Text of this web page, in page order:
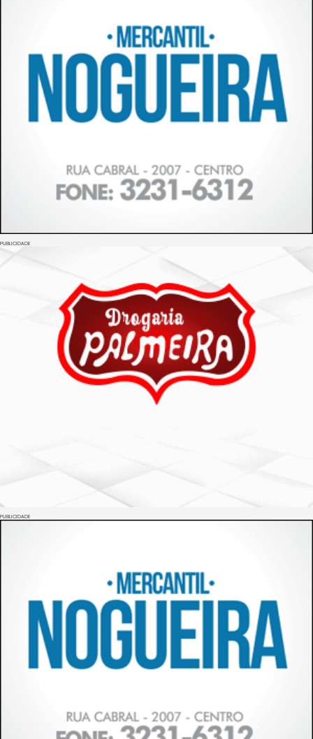
PUBLICIDADE
PUBLICIDADE